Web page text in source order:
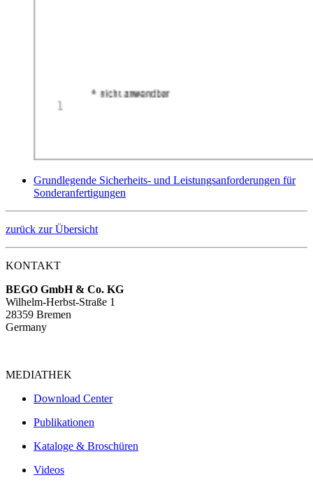
Grundlegende Sicherheits- und Leistungsanforderungen für
Sonderanfertigungen
zurück zur Übersicht
KONTAKT
BEGO GmbH & Co. KG
Wilhelm-Herbst-Straße 1
28359 Bremen
Germany
MEDIATHEK
Download Center
Publikationen
Kataloge & Broschüren
Videos